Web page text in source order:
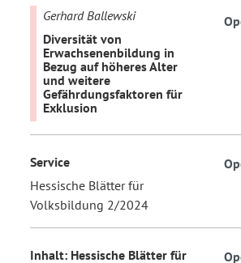
Gerhard Ballewski
Diversität von
Erwachsenenbildung in
Bezug auf höheres Alter
und weitere
Gefährdungsfaktoren für
Exklusion
Service
Hessische Blätter für
Volksbildung 2/2024
Inhalt: Hessische Blätter für